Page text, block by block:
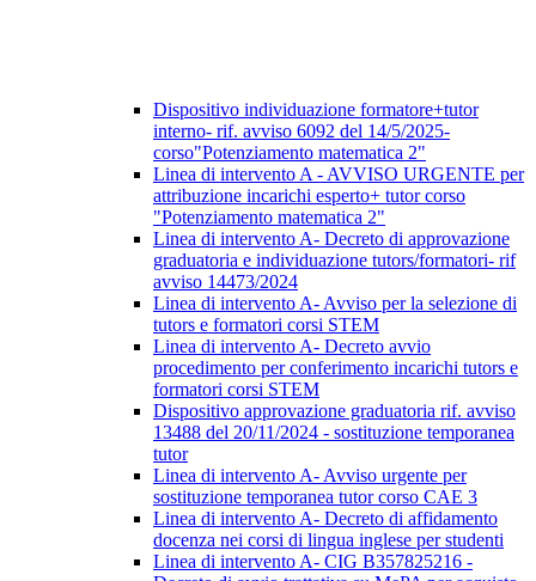
Dispositivo individuazione formatore+tutor
interno- rif. avviso 6092 del 14/5/2025-
corso"Potenziamento matematica 2"
Linea di intervento A - AVVISO URGENTE per
attribuzione incarichi esperto+ tutor corso
"Potenziamento matematica 2"
Linea di intervento A- Decreto di approvazione
graduatoria e individuazione tutors/formatori- rif
avviso 14473/2024
Linea di intervento A- Avviso per la selezione di
tutors e formatori corsi STEM
Linea di intervento A- Decreto avvio
procedimento per conferimento incarichi tutors e
formatori corsi STEM
Dispositivo approvazione graduatoria rif. avviso
13488 del 20/11/2024 - sostituzione temporanea
tutor
Linea di intervento A- Avviso urgente per
sostituzione temporanea tutor corso CAE 3
Linea di intervento A- Decreto di affidamento
docenza nei corsi di lingua inglese per studenti
Linea di intervento A- CIG B357825216 -